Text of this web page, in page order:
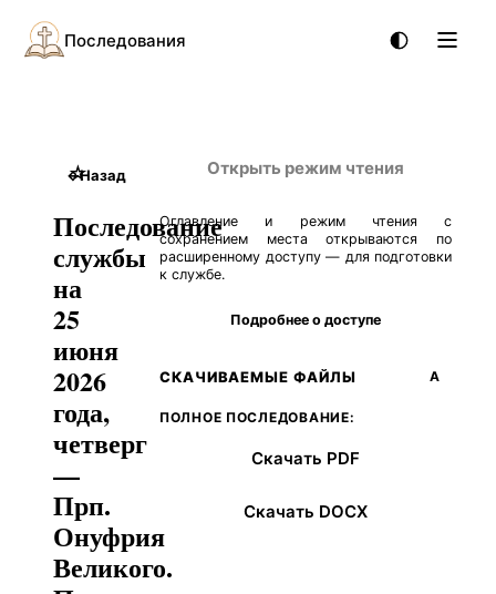
Последования
←Назад
☆
Последование
службы
на
25
июня
2026
года,
четверг
—
Прп.
Онуфрия
Великого.
Открыть режим чтения
Оглавление и режим чтения с
сохранением места открываются по
расширенному доступу — для подготовки
к службе.
Подробнее о доступе
СКАЧИВАЕМЫЕ ФАЙЛЫ А
ПОЛНОЕ ПОСЛЕДОВАНИЕ:
Скачать PDF
Скачать DOCX